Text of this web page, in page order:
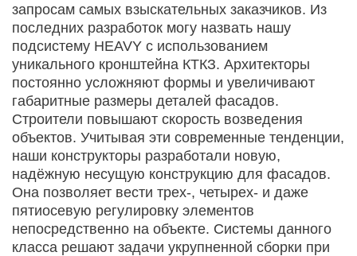
запросам самых взыскательных заказчиков. Из
последних разработок могу назвать нашу
подсистему HEAVY c использованием
уникального кронштейна КТКЗ. Архитекторы
постоянно усложняют формы и увеличивают
габаритные размеры деталей фасадов.
Строители повышают скорость возведения
объектов. Учитывая эти современные тенденции,
наши конструкторы разработали новую,
надёжную несущую конструкцию для фасадов.
Она позволяет вести трех-, четырех- и даже
пятиосевую регулировку элементов
непосредственно на объекте. Системы данного
класса решают задачи укрупненной сборки при